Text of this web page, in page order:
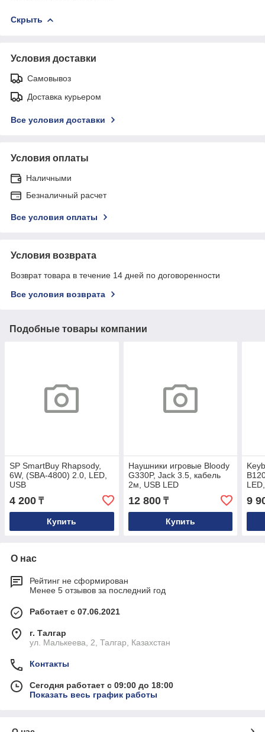
Скрыть
Условия доставки
Самовывоз
Доставка курьером
Все условия доставки
Условия оплаты
Наличными
Безналичный расчет
Все условия оплаты
Условия возврата
Возврат товара в течение 14 дней по договоренности
Все условия возврата
Подобные товары компании
SP SmartBuy Rhapsody,
6W, (SBA-4800) 2.0, LED,
USB
4 200 ₸
Купить
Наушники игровые Bloody
G330P, Jack 3.5, кабель
2м, USB LED
12 800₸
Купить
9
О нас
Рейтинг не сформирован
Менее 5 отзывов за последний год
Работает с 07.06.2021
г. Талгар
ул. Малькеева, 2, Талгар, Казахстан
Контакты
Сегодня работает с 09:00 до 18:00
Показать весь график работы